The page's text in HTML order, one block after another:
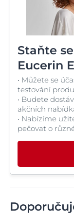
Staňte
Eucerin
• Můžete se
testování
• Budete
akčních
• Nabízíme
pečovat o